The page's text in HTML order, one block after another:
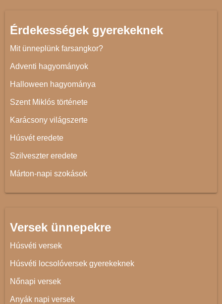
Érdekességek gyerekeknek
Mit ünneplünk farsangkor?
Adventi hagyományok
Halloween hagyománya
Szent Miklós története
Karácsony világszerte
Húsvét eredete
Szilveszter eredete
Márton-napi szokások
Versek ünnepekre
Húsvéti versek
Húsvéti locsolóversek gyerekeknek
Nőnapi versek
Anyák napi versek